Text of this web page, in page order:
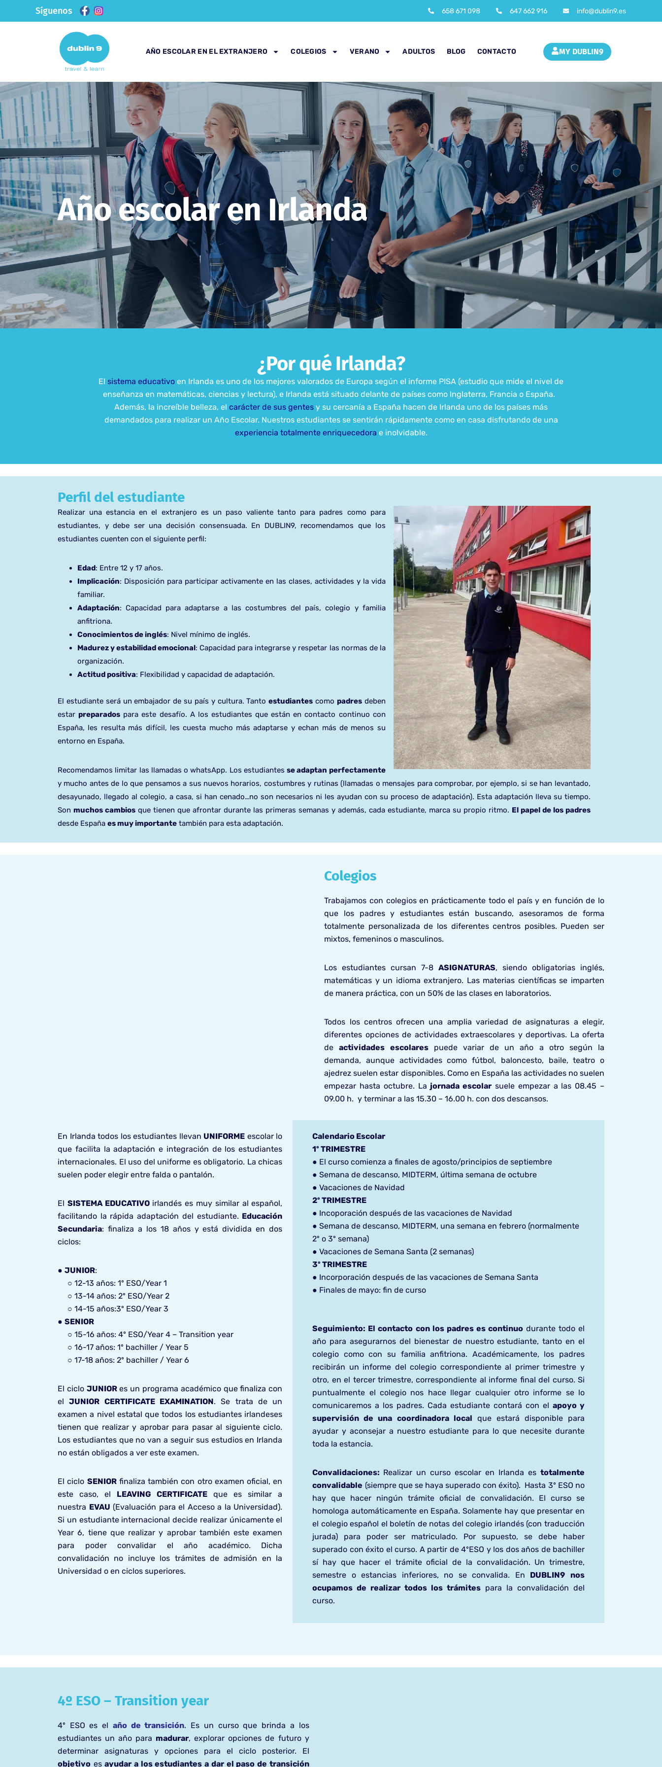
Síguenos 658 671 098 647 662 916 info@dublin9.es
AÑO ESCOLAR EN EL EXTRANJERO COLEGIOS VERANO ADULTOS BLOG CONTACTO MY DUBLIN9
Año escolar en Irlanda
¿Por qué Irlanda?
El sistema educativo en Irlanda es uno de los mejores valorados de Europa según el informe PISA (estudio que mide el nivel de
enseñanza en matemáticas, ciencias y lectura), e Irlanda está situado delante de países como Inglaterra, Francia o España.
Además, la increíble belleza, el carácter de sus gentes y su cercanía a España hacen de Irlanda uno de los países más
demandados para realizar un Año Escolar. Nuestros estudiantes se sentirán rápidamente como en casa disfrutando de una
experiencia totalmente enriquecedora e inolvidable.
Perfil del estudiante
Realizar una estancia en el extranjero es un paso valiente tanto para padres como para
estudiantes, y debe ser una decisión consensuada. En DUBLIN9, recomendamos que los
estudiantes cuenten con el siguiente perfil:
Edad: Entre 12 y 17 años.
Implicación: Disposición para participar activamente en las clases, actividades y la vida
familiar.
Adaptación: Capacidad para adaptarse a las costumbres del país, colegio y familia
anfitriona.
Conocimientos de inglés: Nivel mínimo de inglés.
Madurez y estabilidad emocional: Capacidad para integrarse y respetar las normas de la
organización.
Actitud positiva: Flexibilidad y capacidad de adaptación.
El estudiante será un embajador de su país y cultura. Tantoestudiantes como padresdeben
estarpreparados para este desafío. A los estudiantes que están en contacto continuo con
España, les resulta más difícil, les cuesta mucho más adaptarse y echan más de menos su
entorno en España.
Recomendamos limitar las llamadas o whatsApp. Los estudiantesse adaptan perfectamente
y mucho antes de lo que pensamos a sus nuevos horarios, costumbres y rutinas (llamadas o mensajes para comprobar, por ejemplo, si se han levantado,
desayunado, llegado al colegio, a casa, si han cenado…no son necesarios ni les ayudan con su proceso de adaptación). Esta adaptación lleva su tiempo.
Son muchos cambios que tienen que afrontar durante las primeras semanas y además, cada estudiante, marca su propio ritmo. El papel de los padres
desde España es muy importante también para esta adaptación.
Colegios
Trabajamos con colegios en prácticamente todo el país y en función de lo
que los padres y estudiantes están buscando, asesoramos de forma
totalmente personalizada de los diferentes centros posibles. Pueden ser
mixtos, femeninos o masculinos.
Los estudiantes cursan 7-8ASIGNATURAS, siendo obligatorias inglés,
matemáticas y un idioma extranjero. Las materias científicas se imparten
de manera práctica, con un 50% de las clases en laboratorios.
Todos los centros ofrecen una amplia variedad de asignaturas a elegir,
diferentes opciones de actividades extraescolares y deportivas. La oferta
deactividades escolarespuede variar de un año a otro según la
demanda, aunque actividades como fútbol, baloncesto, baile, teatro o
ajedrez suelen estar disponibles. Como en España las actividades no suelen
empezar hasta octubre. La jornada escolar suele empezar a las 08.45 –
09.00 h. y terminar a las 15.30 – 16.00 h. con dos descansos.
En Irlanda todos los estudiantes llevan UNIFORME escolar lo
que facilita la adaptación e integración de los estudiantes
internacionales. El uso del uniforme es obligatorio. La chicas
suelen poder elegir entre falda o pantalón.
El SISTEMA EDUCATIVOirlandés es muy similar al español,
facilitando la rápida adaptación del estudiante. Educación
Secundaria: finaliza a los 18 años y está dividida en dos
ciclos:
● JUNIOR:
○ 12-13 años: 1º ESO/Year 1
○ 13-14 años: 2º ESO/Year 2
○ 14-15 años:3º ESO/Year 3
● SENIOR
○ 15-16 años: 4º ESO/Year 4 – Transition year
○ 16-17 años: 1º bachiller / Year 5
○ 17-18 años: 2º bachiller / Year 6
El ciclo JUNIORes un programa académico que finaliza con
elJUNIOR CERTIFICATE EXAMINATION. Se trata de un
examen a nivel estatal que todos los estudiantes irlandeses
tienen que realizar y aprobar para pasar al siguiente ciclo.
Los estudiantes que no van a seguir sus estudios en Irlanda
no están obligados a ver este examen.
El ciclo SENIORfinaliza también con otro examen oficial, en
este caso, el
LEAVING CERTIFICATEque es similar a
nuestra EVAU (Evaluación para el Acceso a la Universidad).
Si un estudiante internacional decide realizar únicamente el
Year 6, tiene que realizar y aprobar también este examen
para poder convalidar el año académico. Dicha
convalidación no incluye los trámites de admisión en la
Universidad o en ciclos superiores.
Calendario Escolar
1º TRIMESTRE
● El curso comienza a finales de agosto/principios de septiembre
● Semana de descanso, MIDTERM, última semana de octubre
● Vacaciones de Navidad
2º TRIMESTRE
● Incoporación después de las vacaciones de Navidad
● Semana de descanso, MIDTERM, una semana en febrero (normalmente
2º o 3º semana)
● Vacaciones de Semana Santa (2 semanas)
3º TRIMESTRE
● Incorporación después de las vacaciones de Semana Santa
● Finales de mayo: fin de curso
Seguimiento: El contacto con los padres es continuodurante todo el
año para asegurarnos del bienestar de nuestro estudiante, tanto en el
colegio como con su familia anfitriona. Académicamente, los padres
recibirán un informe del colegio correspondiente al primer trimestre y
otro, en el tercer trimestre, correspondiente al informe final del curso. Si
puntualmente el colegio nos hace llegar cualquier otro informe se lo
comunicaremos a los padres. Cada estudiante contará con elapoyo y
supervisión de una coordinadora local que estará disponible para
ayudar y aconsejar a nuestro estudiante para lo que necesite durante
toda la estancia.
Convalidaciones: Realizar un curso escolar en Irlanda es totalmente
convalidable (siempre que se haya superado con éxito). Hasta 3º ESO no
hay que hacer ningún trámite oficial de convalidación. El curso se
homologa automáticamente en España. Solamente hay que presentar en
el colegio español el boletín de notas del colegio irlandés (con traducción
jurada) para poder ser matriculado. Por supuesto, se debe haber
superado con éxito el curso. A partir de 4ºESO y los dos años de bachiller
sí hay que hacer el trámite oficial de la convalidación. Un trimestre,
semestre o estancias inferiores, no se convalida. En DUBLIN9
nos
ocupamos de realizar todos los trámites para la convalidación del
curso.
4º ESO – Transition year
4º ESO es el año de transición. Es un curso que brinda a los
estudiantes un año para madurar, explorar opciones de futuro y
determinar asignaturas y opciones para el ciclo posterior. El
objetivo esayudar a los estudiantes a dar el paso de transición